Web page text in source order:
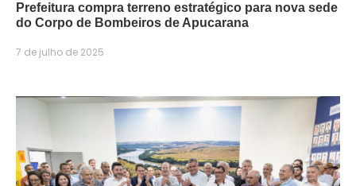
Prefeitura compra terreno estratégico para nova sede
do Corpo de Bombeiros de Apucarana
7 de julho de 2025